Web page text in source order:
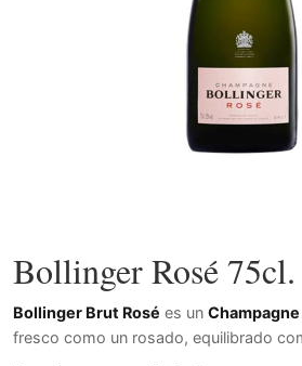
Bollinger Rosé 75cl.
Bollinger Brut Rosé es un Champagne
fresco como un rosado, equilibrado